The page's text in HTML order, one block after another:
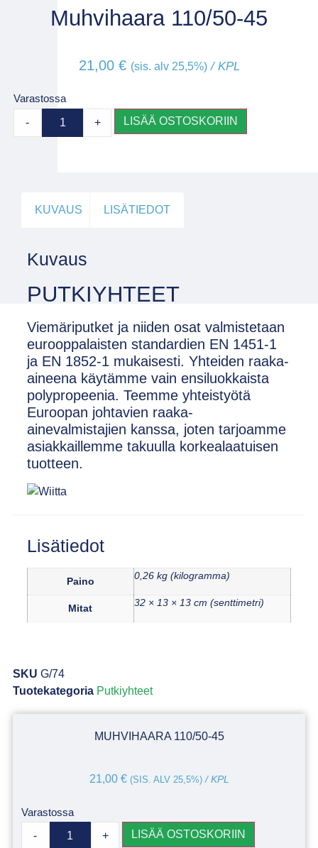
Muhvihaara 110/50-45
21,00 € (sis. alv 25,5%)/ KPL
Varastossa
- + LISÄÄ OSTOSKORIIN
KUVAUS LISÄTIEDOT
Kuvaus
PUTKIYHTEET
Viemäriputket ja niiden osat valmistetaan
eurooppalaisten standardien EN 1451-1
ja EN 1852-1 mukaisesti. Yhteiden raaka-
aineena käytämme vain ensiluokkaista
polypropeenia. Teemme yhteistyötä
Euroopan johtavien raaka-
ainevalmistajien kanssa, joten tarjoamme
asiakkaillemme takuulla korkealaatuisen
tuotteen.
Lisätiedot
Paino 0,26 kg (kilogramma)
Mitat 32 × 13 × 13 cm (senttimetri)
SKU G/74
Tuotekategoria Putkiyhteet
MUHVIHAARA 110/50-45
21,00 € (SIS. ALV 25,5%)/ KPL
Varastossa
- + LISÄÄ OSTOSKORIIN